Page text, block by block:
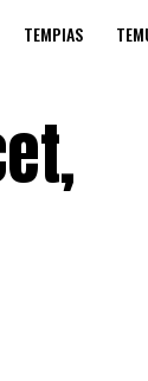
TEMPIAS